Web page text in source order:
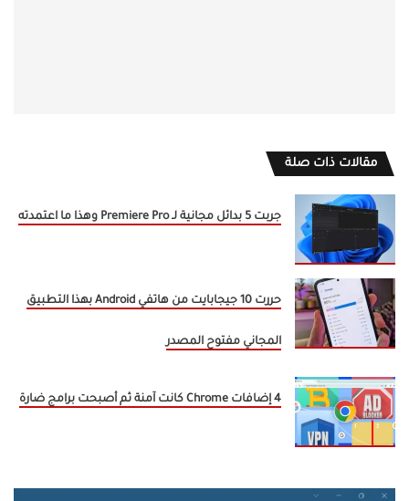
مقالات ذات صلة
جربت 5 بدائل مجانية لـ Premiere Pro وهذا ما اعتمدته
حررت 10 جيجابايت من هاتفي Android بهذا التطبيق
المجاني مفتوح المصدر
4 إضافات Chrome كانت آمنة ثم أصبحت برامج ضارة